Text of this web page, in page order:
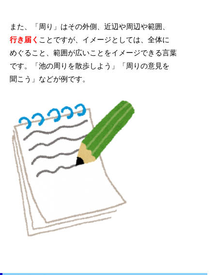
また、「周り」はその外側、近辺や周辺や範囲、
行き届く ことですが、イメージとしては、全体に
めぐること、範囲が広いことをイメージできる言葉
です。「池の周りを散歩しよう」「周りの意見を
聞こう」などが例です。